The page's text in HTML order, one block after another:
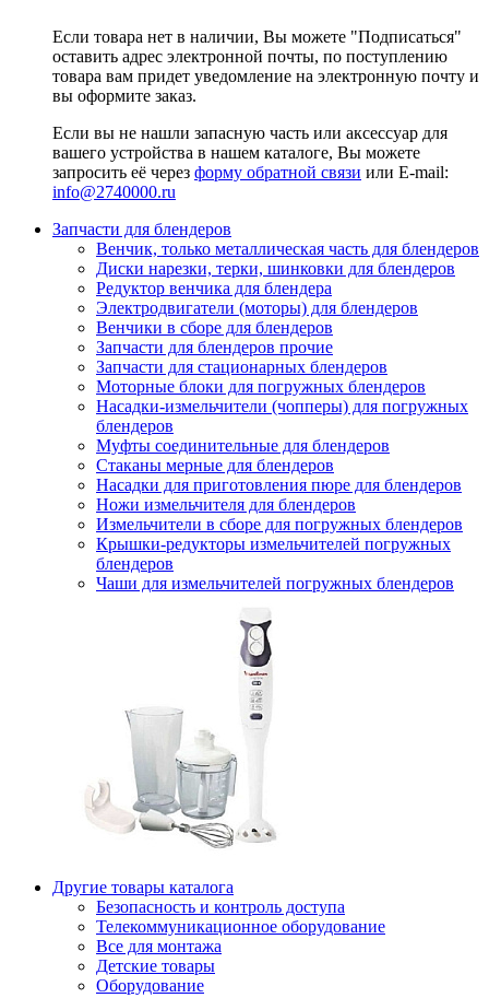
Если товара нет в наличии, Вы можете "Подписаться"
оставить адрес электронной почты, по поступлению
товара вам придет уведомление на электронную почту и
вы оформите заказ.
Если вы не нашли запасную часть или аксессуар для
вашего устройства в нашем каталоге, Вы можете
запросить её через форму обратной связи или E-mail:
info@2740000.ru
Запчасти для блендеров
Венчик, только металлическая часть для блендеров
Диски нарезки, терки, шинковки для блендеров
Редуктор венчика для блендера
Электродвигатели (моторы) для блендеров
Венчики в сборе для блендеров
Запчасти для блендеров прочие
Запчасти для стационарных блендеров
Моторные блоки для погружных блендеров
Насадки-измельчители (чопперы) для погружных
блендеров
Муфты соединительные для блендеров
Стаканы мерные для блендеров
Насадки для приготовления пюре для блендеров
Ножи измельчителя для блендеров
Измельчители в сборе для погружных блендеров
Крышки-редукторы измельчителей погружных
блендеров
Чаши для измельчителей погружных блендеров
Другие товары каталога
Безопасность и контроль доступа
Телекоммуникационное оборудование
Все для монтажа
Детские товары
Оборудование